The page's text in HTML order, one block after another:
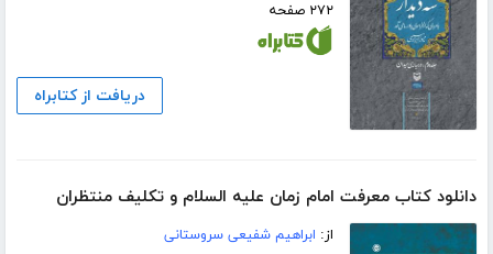
۲۷۲ صفحه
دریافت از کتابراه
دانلود کتاب معرفت امام زمان علیه السلام و تکلیف منتظران
از: ابراهیم شفیعی سروستانی